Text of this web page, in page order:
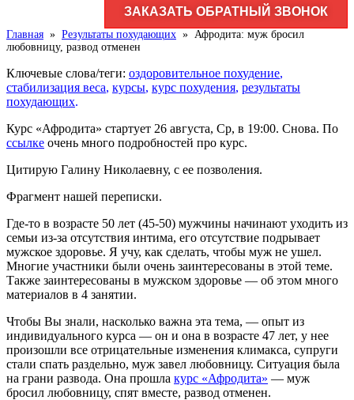
ЗАКАЗАТЬ ОБРАТНЫЙ ЗВОНОК
Главная » Результаты похудающих » Афродита: муж бросил
любовницу, развод отменен
Ключевые слова/теги: оздоровительное похудение,
стабилизация веса, курсы, курс похудения, результаты
похудающих.
Курс «Афродита» стартует 26 августа, Ср, в 19:00. Снова. По
ссылке очень много подробностей про курс.
Цитирую Галину Николаевну, с ее позволения.
Фрагмент нашей переписки.
Где-то в возрасте 50 лет (45-50) мужчины начинают уходить из
семьи из-за отсутствия интима, его отсутствие подрывает
мужское здоровье. Я учу, как сделать, чтобы муж не ушел.
Многие участники были очень заинтересованы в этой теме.
Также заинтересованы в мужском здоровье — об этом много
материалов в 4 занятии.
Чтобы Вы знали, насколько важна эта тема, — опыт из
индивидуального курса — он и она в возрасте 47 лет, у нее
произошли все отрицательные изменения климакса, супруги
стали спать раздельно, муж завел любовницу. Ситуация была
на грани развода. Она прошла курс «Афродита» — муж
бросил любовницу, спят вместе, развод отменен.